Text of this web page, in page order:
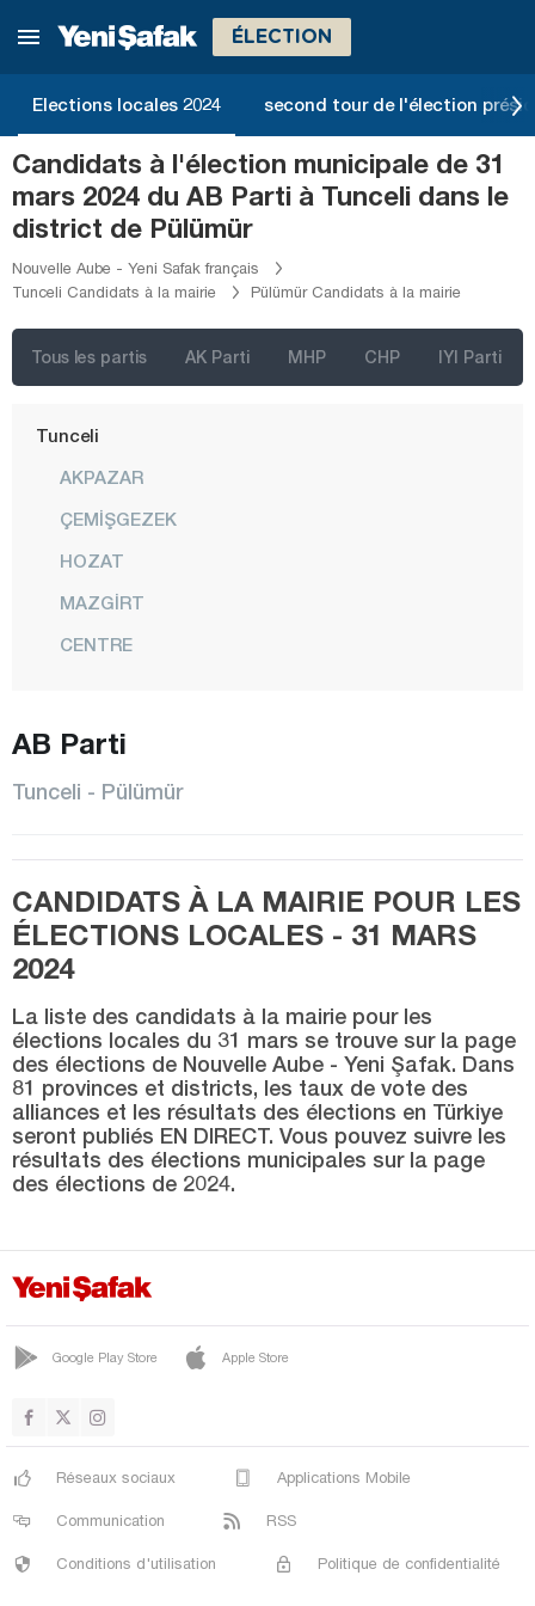
ÉLECTION
Elections locales 2024 second tour de l'élection
Candidats à l'élection municipale de 31
mars 2024 du AB Parti à Tunceli dans le
district de Pülümür
Nouvelle Aube - Yeni Safak français
Tunceli Candidats à la mairie
Pülümür Candidats à la mairie
Tous les partis AK Parti MHP CHP IYI Parti
Samsun
Siirt
Sinop
Şırnak
Sivas
Tekirdağ
Trabzon
Tunceli
AKPAZAR
ÇEMİŞGEZEK
HOZAT
MAZGİRT
CENTRE
Uşak
Van
Yalova
Zonguldak
AB Parti
Tunceli - Pülümür
CANDIDATS À LA MAIRIE POUR LES
ÉLECTIONS LOCALES - 31 MARS
2024
La liste des candidats à la mairie pour les
élections locales du 31 mars se trouve sur la page
des élections de Nouvelle Aube - Yeni Şafak. Dans
81 provinces et districts, les taux de vote des
alliances et les résultats des élections en Türkiye
seront publiés EN DIRECT. Vous pouvez suivre les
résultats des élections municipales sur la page
des élections de 2024.
Google Play Store Apple Store
Réseaux sociaux Applications Mobile
Communication RSS
Conditions d'utilisation Politique de confidentialité